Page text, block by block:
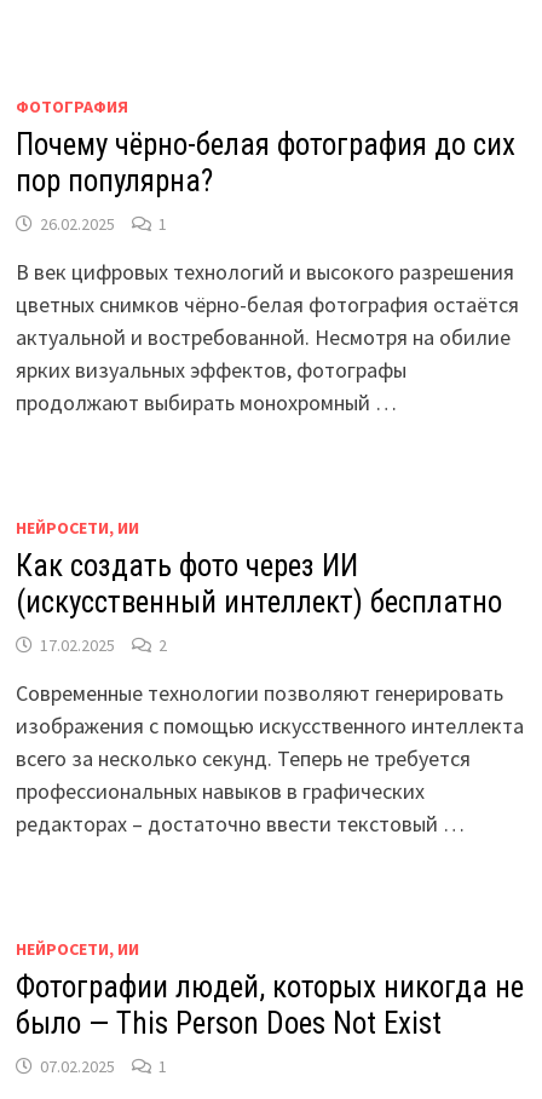
ФОТОГРАФИЯ
Почему чёрно-белая фотография до сих
пор популярна?
26.02.2025 1
В век цифровых технологий и высокого разрешения
цветных снимков чёрно-белая фотография остаётся
актуальной и востребованной. Несмотря на обилие
ярких визуальных эффектов, фотографы
продолжают выбирать монохромный …
НЕЙРОСЕТИ, ИИ
Как создать фото через ИИ
(искусственный интеллект) бесплатно
17.02.2025 2
Современные технологии позволяют генерировать
изображения с помощью искусственного интеллекта
всего за несколько секунд. Теперь не требуется
профессиональных навыков в графических
редакторах – достаточно ввести текстовый …
НЕЙРОСЕТИ, ИИ
Фотографии людей, которых никогда не
было — This Person Does Not Exist
07.02.2025 1